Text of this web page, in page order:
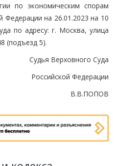
по экономическим спорам
Федерации на 26.01.2023 на 10
по адресу: г. Москва, улица
(подъезд 5).
Судья Верховного Суда
Российской Федерации
В.В.ПОПОВ